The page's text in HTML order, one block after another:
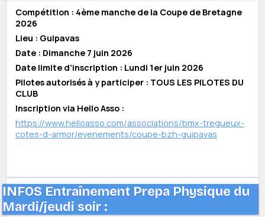
Compétition : 4ème manche de la Coupe de Bretagne
2026
Lieu : Guipavas
Date : Dimanche 7 juin 2026
Date limite d’inscription : Lundi 1er juin 2026
Pilotes autorisés à y participer : TOUS LES PILOTES DU
CLUB
Inscription via Hello Asso :
https://www.helloasso.com/associations/bmx-tregueux-
cotes-d-armor/evenements/coupe-bzh-guipavas
INFOS Entraînement Prepa Physique du
Mardi/jeudi soir :